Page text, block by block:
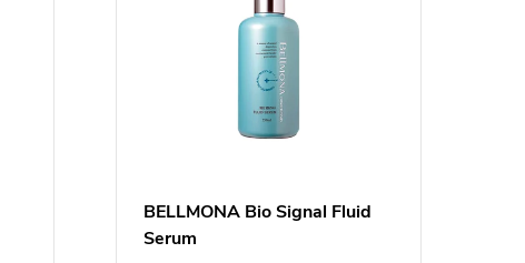
BELLMONA Bio Signal Fluid
Serum